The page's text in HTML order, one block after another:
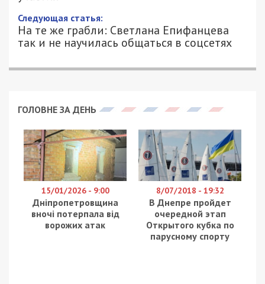
12/09/2017 - 15:30
КОНСТАНТИН КОШЕЛЕВ -
СПЕЦИАЛЬНО ДЛЯ 49000.COM.UA
3345
Для депутатов горсовета уже становится
Один из таких «ответственных» депутатов –
финансам и местного
самоуправления Днепровского горсовета.
Также читайте:Тест на демократию не
пройден: депутаты не поддержали отставку
Мишалова и Хмельникова, несмотря на
коррупционные скандалы
Артем прогулял три заседания экспертной
комиссии второго этапа «Бюджета участия». А